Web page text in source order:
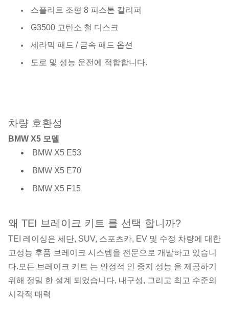
스플리트 조형 8 피스톤 칼리퍼
G3500 고탄소 철 디스크
세라믹 패드 / 금속 패드 옵션
도로 및 성능 운전에 적합합니다.
차량 호환성
BMW X5 모델
BMW X5 E53
BMW X5 E70
BMW X5 F15
왜 TEI 브레이크 키트 를 선택 합니까?
TEI 레이싱은 세단, SUV, 스포츠카, EV 및 수정 차량에 대한
고성능 후품 브레이크 시스템을 전문으로 개발하고 있습니
다.모든 브레이크 키트 는 안정적 인 중지 성능 을 제공하기
위해 정밀 한 설계 되었습니다, 내구성, 그리고 최고 수준의
시각적 매력